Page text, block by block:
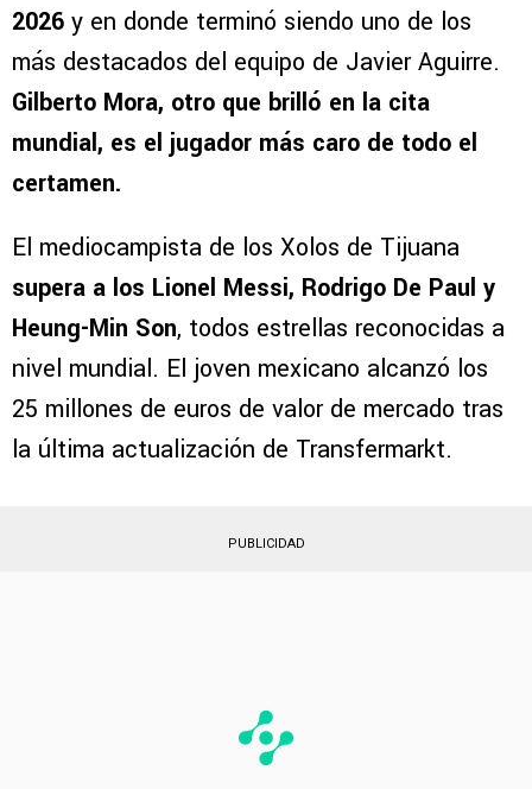
2026 y en donde terminó siendo uno de los
más destacados del equipo de Javier Aguirre.
Gilberto Mora, otro que brilló en la cita
mundial, es el jugador más caro de todo el
certamen.
El mediocampista de los Xolos de Tijuana
supera a los Lionel Messi, Rodrigo De Paul y
Heung-Min Son, todos estrellas reconocidas a
nivel mundial. El joven mexicano alcanzó los
25 millones de euros de valor de mercado tras
la última actualización de Transfermarkt.
PUBLICIDAD